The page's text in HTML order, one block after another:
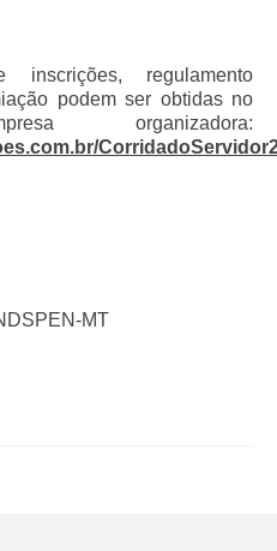
inscrições, regulamento
podem ser obtidas no
organizadora:
MT